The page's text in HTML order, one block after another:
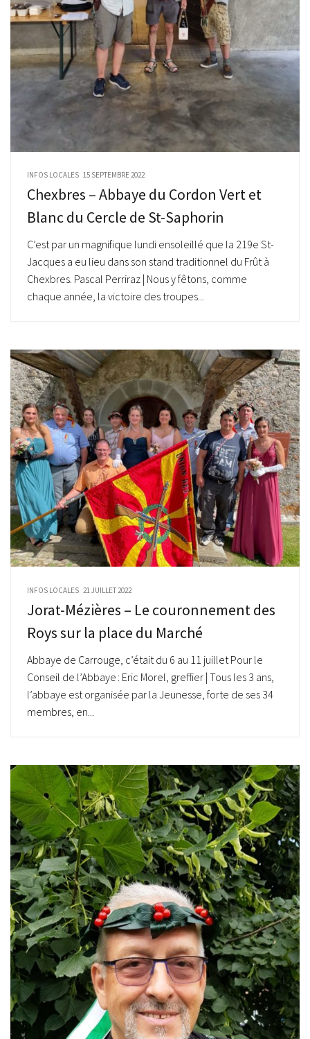
INFOS LOCALES 15 SEPTEMBRE 2022
Chexbres – Abbaye du Cordon Vert et
Blanc du Cercle de St-Saphorin
C’est par un magnifique lundi ensoleillé que la 219e St-
Jacques a eu lieu dans son stand traditionnel du Frût à
Chexbres. Pascal Perriraz | Nous y fêtons, comme
chaque année, la victoire des troupes...
INFOS LOCALES 21 JUILLET 2022
Jorat-Mézières – Le couronnement des
Roys sur la place du Marché
Abbaye de Carrouge, c’était du 6 au 11 juillet Pour le
Conseil de l’Abbaye : Eric Morel, greffier | Tous les 3 ans,
l’abbaye est organisée par la Jeunesse, forte de ses 34
membres, en...